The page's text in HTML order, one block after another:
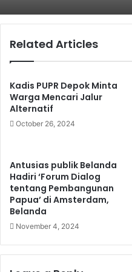
Related Articles
Kadis PUPR Depok Minta
Warga Mencari Jalur
Alternatif
October 26, 2024
Antusias publik Belanda
Hadiri ‘Forum Dialog
tentang Pembangunan
Papua’ di Amsterdam,
Belanda
November 4, 2024